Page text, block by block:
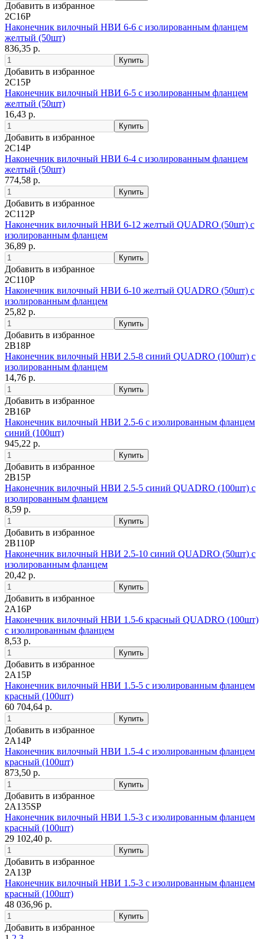
Добавить в избранное
2C16P
Наконечник вилочный НВИ 6-6 с изолированным фланцем
желтый (50шт)
836,35 р.
Добавить в избранное
2C15P
Наконечник вилочный НВИ 6-5 с изолированным фланцем
желтый (50шт)
16,43 р.
Добавить в избранное
2C14P
Наконечник вилочный НВИ 6-4 с изолированным фланцем
желтый (50шт)
774,58 р.
Добавить в избранное
2C112P
Наконечник вилочный НВИ 6-12 желтый QUADRO (50шт) с
изолированным фланцем
36,89 р.
Добавить в избранное
2C110P
Наконечник вилочный НВИ 6-10 желтый QUADRO (50шт) с
изолированным фланцем
25,82 р.
Добавить в избранное
2B18P
Наконечник вилочный НВИ 2.5-8 синий QUADRO (100шт) с
изолированным фланцем
14,76 р.
Добавить в избранное
2B16P
Наконечник вилочный НВИ 2.5-6 с изолированным фланцем
синий (100шт)
945,22 р.
Добавить в избранное
2B15P
Наконечник вилочный НВИ 2.5-5 синий QUADRO (100шт) с
изолированным фланцем
8,59 р.
Добавить в избранное
2B110P
Наконечник вилочный НВИ 2.5-10 синий QUADRO (50шт) с
изолированным фланцем
20,42 р.
Добавить в избранное
2A16P
Наконечник вилочный НВИ 1.5-6 красный QUADRO (100шт)
с изолированным фланцем
8,53 р.
Добавить в избранное
2A15P
Наконечник вилочный НВИ 1.5-5 с изолированным фланцем
красный (100шт)
60 704,64 р.
Добавить в избранное
2A14P
Наконечник вилочный НВИ 1.5-4 с изолированным фланцем
красный (100шт)
873,50 р.
Добавить в избранное
2A135SP
Наконечник вилочный НВИ 1.5-3 с изолированным фланцем
красный (100шт)
29 102,40 р.
Добавить в избранное
2A13P
Наконечник вилочный НВИ 1.5-3 с изолированным фланцем
красный (100шт)
48 036,96 р.
Добавить в избранное